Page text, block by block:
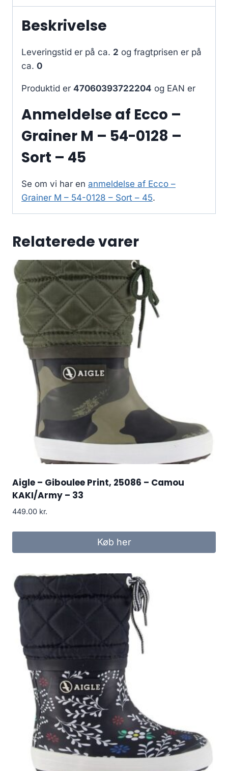
Beskrivelse
Leveringstid er på ca. 2 og fragtprisen er på
ca. 0
Produktid er 47060393722204 og EAN er
Anmeldelse af Ecco –
Grainer M – 54-0128 –
Sort – 45
Se om vi har en anmeldelse af Ecco –
Grainer M – 54-0128 – Sort – 45.
Relaterede varer
Aigle – Giboulee Print, 25086 – Camou
KAKI/Army – 33
449.00 kr.
Køb her